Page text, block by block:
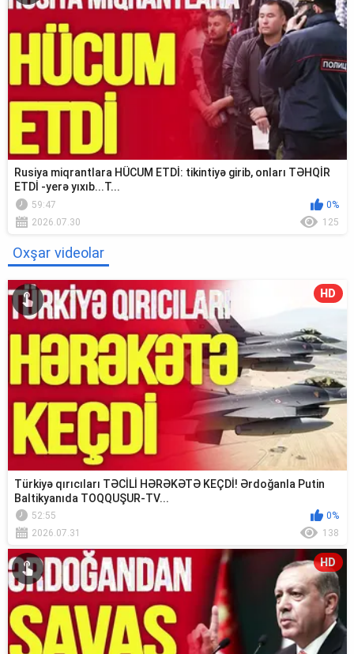
Rusiya miqrantlara HÜCUM ETDİ: tikintiyə girib, onları TƏHQİR
ETDİ -yerə yıxıb...T...
59:47
0%
2026.07.30
125
Oxşar videolar
HD
Türkiyə qırıcıları TƏCİLİ HƏRƏKƏTƏ KEÇDİ! Ərdoğanla Putin
Baltikyanıda TOQQUŞUR-TV...
52:55
0%
2026.07.31
138
HD